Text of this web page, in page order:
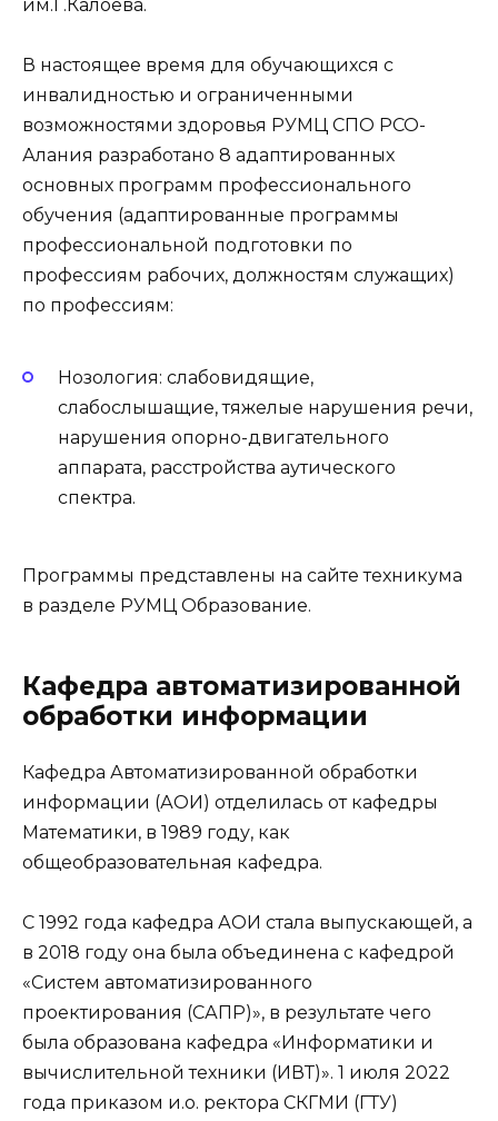
им.Г.Калоева.
В настоящее время для обучающихся с
инвалидностью и ограниченными
возможностями здоровья РУМЦ СПО РСО-
Алания разработано 8 адаптированных
основных программ профессионального
обучения (адаптированные программы
профессиональной подготовки по
профессиям рабочих, должностям служащих)
по профессиям:
Нозология: слабовидящие,
слабослышащие, тяжелые нарушения речи,
нарушения опорно-двигательного
аппарата, расстройства аутического
спектра.
Программы представлены на сайте техникума
в разделе РУМЦ Образование.
Кафедра автоматизированной
обработки информации
Кафедра Автоматизированной обработки
информации (АОИ) отделилась от кафедры
Математики, в 1989 году, как
общеобразовательная кафедра.
С 1992 года кафедра АОИ стала выпускающей, а
в 2018 году она была объединена с кафедрой
«Систем автоматизированного
проектирования (САПР)», в результате чего
была образована кафедра «Информатики и
вычислительной техники (ИВТ)». 1 июля 2022
года приказом и.о. ректора СКГМИ (ГТУ)